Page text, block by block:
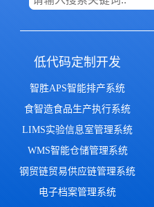
低代码定制开发
智胜APS智能排产系统
食智造食品生产执行系统
LIMS实验信息室管理系统
WMS智能仓储管理系统
钢贸链贸易供应链管理系统
电子档案管理系统